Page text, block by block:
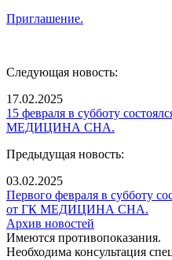
Приглашение.
Следующая новость:
17.02.2025
15 февраля в субботу
МЕДИЦИНА СНА.
Предыдущая новость:
03.02.2025
Первого февраля в субботу
от ГК МЕДИЦИНА СНА.
Архив новостей
Имеются противопоказания.
Необходима консультация